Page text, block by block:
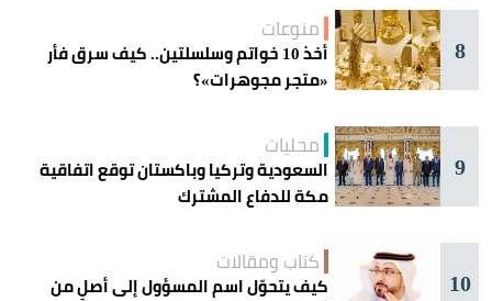
8
منوعات
أخذ 10 خواتم وسلسلتين.. كيف سرق فأر
«متجر مجوهرات»؟
9
محليات
السعودية وتركيا وباكستان توقع اتفاقية
مكة للدفاع المشترك
10
كتاب ومقالات
كيف يتحوّل اسم المسؤول إلى أصلٍ من